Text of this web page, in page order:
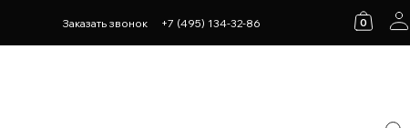
Заказать звонок +7 (495) 134-32-86 0